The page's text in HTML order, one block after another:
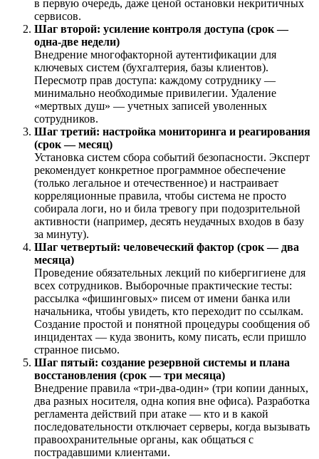
в первую очередь, даже ценой остановки некритичных
сервисов.
Шаг второй: усиление контроля доступа (срок —
одна-две недели)
Внедрение многофакторной аутентификации для
ключевых систем (бухгалтерия, базы клиентов).
Пересмотр прав доступа: каждому сотруднику —
минимально необходимые привилегии. Удаление
«мертвых душ» — учетных записей уволенных
сотрудников.
Шаг третий: настройка мониторинга и реагирования
(срок — месяц)
Установка систем сбора событий безопасности. Эксперт
рекомендует конкретное программное обеспечение
(только легальное и отечественное) и настраивает
корреляционные правила, чтобы система не просто
собирала логи, но и била тревогу при подозрительной
активности (например, десять неудачных входов в базу
за минуту).
Шаг четвертый: человеческий фактор (срок — два
месяца)
Проведение обязательных лекций по кибергигиене для
всех сотрудников. Выборочные практические тесты:
рассылка «фишинговых» писем от имени банка или
начальника, чтобы увидеть, кто переходит по ссылкам.
Создание простой и понятной процедуры сообщения об
инцидентах — куда звонить, кому писать, если пришло
странное письмо.
Шаг пятый: создание резервной системы и плана
восстановления (срок — три месяца)
Внедрение правила «три-два-один» (три копии данных,
два разных носителя, одна копия вне офиса). Разработка
регламента действий при атаке — кто и в какой
последовательности отключает серверы, когда вызывать
правоохранительные органы, как общаться с
пострадавшими клиентами.